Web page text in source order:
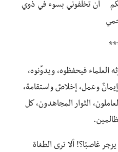
أن تخلفوني بسوء في ذوي
العلماء فيحفظوه، ويدوِّنوه،
وعمل، إخلاصٌ واستقامة،
الثوار المجاهدون، كل
غاصبًا؟! ألا ترى الطغاة